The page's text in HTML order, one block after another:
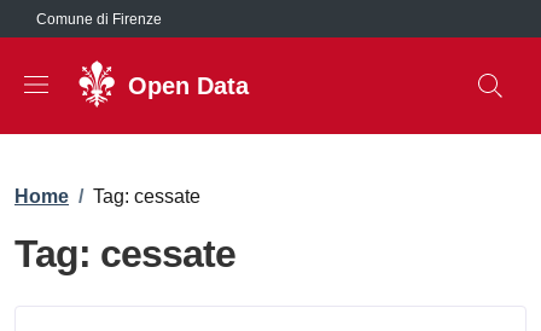
Salta al contenuto principale
Comune di Firenze
Open Data
Briciole di pane
Home / Tag: cessate
Tag: cessate